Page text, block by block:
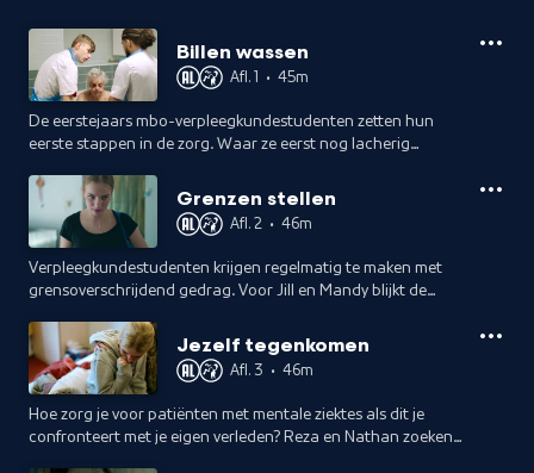
Billen wassen
Afl. 1 • 45m
De eerstejaars mbo-verpleegkundestudenten zetten hun
eerste stappen in de zorg. Waar ze eerst nog lacherig
werk.
Grenzen stellen
Afl. 2 • 46m
Verpleegkundestudenten krijgen regelmatig te maken met
grensoverschrijdend gedrag. Voor Jill en Mandy blijkt de
meteen leren grenzen te stellen.Jezelf tegenkomen
Afl. 3 • 46m
Hoe zorg je voor patiënten met mentale ziektes als dit je
confronteert met je eigen verleden? Reza en Nathan zoeken